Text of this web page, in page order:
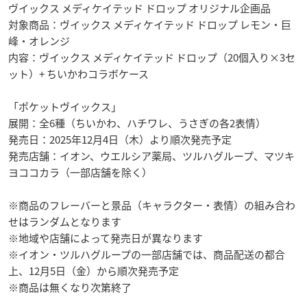
ヴイックス メディケイテッド ドロップ オリジナル企画品
対象商品：ヴイックス メディケイテッド ドロップ レモン・巨
峰・オレンジ
内容：ヴイックス メディケイテッド ドロップ（20個入り×3セ
ット）+ ちいかわコラボケース
「ポケットヴイックス」
展開：全6種（ちいかわ、ハチワレ、うさぎの各2表情）
発売日：2025年12月4日（木）より順次発売予定
発売店舗：イオン、ウエルシア薬局、ツルハグループ、マツキ
ヨココカラ（一部店舗を除く）
※商品のフレーバーと景品（キャラクター・表情）の組み合わ
せはランダムとなります
※地域や店舗によって発売日が異なります
※イオン・ツルハグループの一部店舗では、商品配送の都合
上、12月5日（金）から順次発売予定
※商品は無くなり次第終了